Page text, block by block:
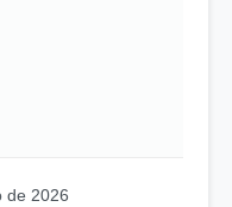
de 2026